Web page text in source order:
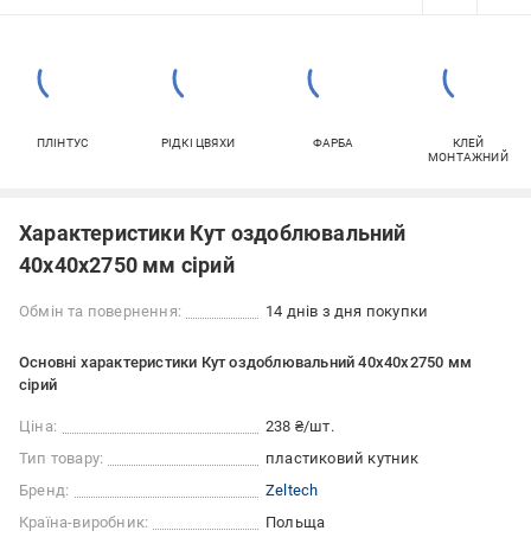
ПЛІНТУС РІДКІ ЦВЯХИ ФАРБА
КЛЕЙ
МОНТАЖНИЙ
Характеристики Кут оздоблювальний
40x40x2750 мм сірий
Обмін та повернення: 14 днів з дня покупки
Основні характеристики Кут оздоблювальний 40x40x2750 мм
сірий
Ціна:
238 ₴/шт.
Тип товару:
пластиковий кутник
Бренд:
Zeltech
Країна-виробник:
Польща